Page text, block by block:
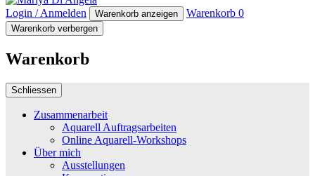
Login / Anmelden Warenkorb anzeigen Warenkorb 0
Warenkorb verbergen
Warenkorb
Schliessen
Zusammenarbeit
Aquarell Auftragsarbeiten
Online Aquarell-Workshops
Über mich
Ausstellungen